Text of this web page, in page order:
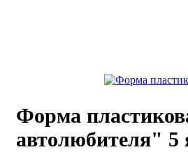
Форма
автолюбителя" 5